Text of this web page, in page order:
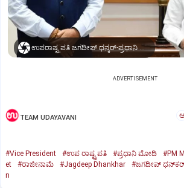
ಉಪರಾಷ್ಟ್ರಪತಿ ಜಗದೀಪ್‌ ಧನ್ಕರ್-ಪ್ರಧಾನಿ ಮೋದಿ
ADVERTISEMENT
TEAM UDAYAVANI
#Vice President #ಉಪ ರಾಷ್ಟ್ರಪತಿ #ಪ್ರಧಾನಿ ಮೋದಿ #PM
et
#ರಾಜೀನಾಮೆ #Jagdeep Dhankhar #ಜಗದೀಪ್‌
n